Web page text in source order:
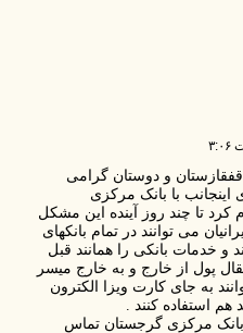
و دوستان گرامی
با بانک مرکزی
کرد تا چند روز آینده این مشکل
می توانند در تمام بانکهای
و خدمات بانکی را همانند قبل
پول از خارج و به خارج میسر
به جای کارت ویزا الکترون
هم استفاده کنند .
بانک مرکزی گرجستان تماس